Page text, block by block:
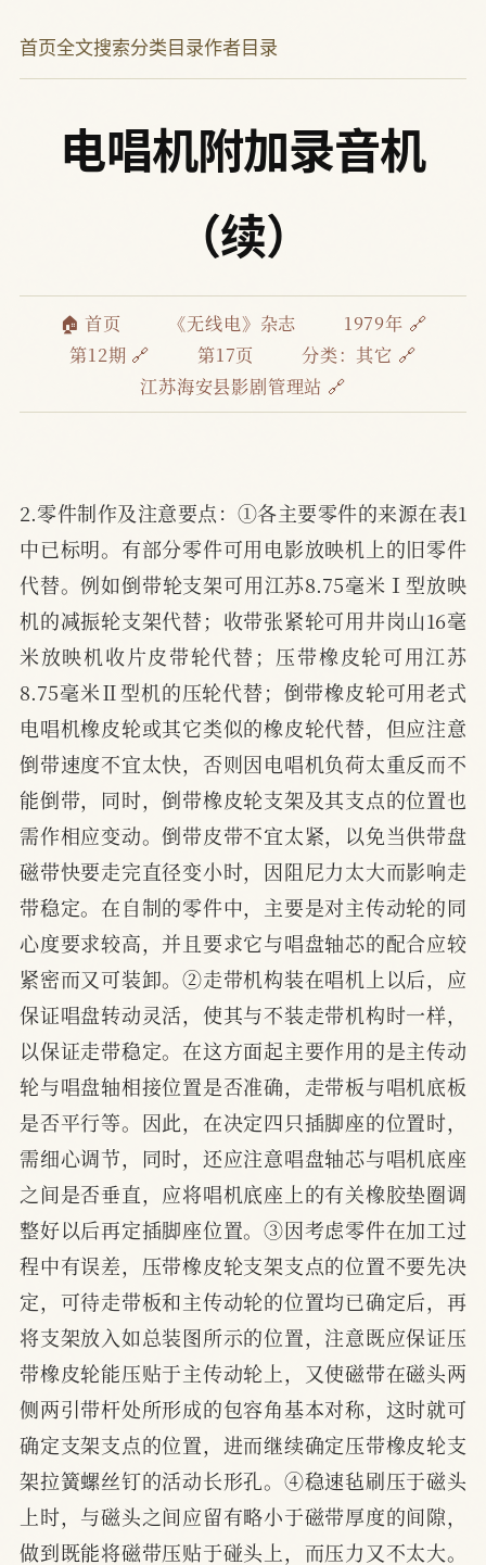
首页全文搜索分类目录作者目录
电唱机附加录音机
（续）
🏠 首页 《无线电》杂志
1979年 🔗
第12期 🔗
第17页 分类： 其它 🔗
江苏海安县影剧管理站 🔗
2.零件制作及注意要点：①各主要零件的来源在表1
中已标明。有部分零件可用电影放映机上的旧零件
代替。例如倒带轮支架可用江苏8.75毫米Ⅰ型放映
机的减振轮支架代替；收带张紧轮可用井岗山16毫
米放映机收片皮带轮代替；压带橡皮轮可用江苏
8.75毫米Ⅱ型机的压轮代替；倒带橡皮轮可用老式
电唱机橡皮轮或其它类似的橡皮轮代替，但应注意
倒带速度不宜太快，否则因电唱机负荷太重反而不
能倒带，同时，倒带橡皮轮支架及其支点的位置也
需作相应变动。倒带皮带不宜太紧，以免当供带盘
磁带快要走完直径变小时，因阻尼力太大而影响走
带稳定。在自制的零件中，主要是对主传动轮的同
心度要求较高，并且要求它与唱盘轴芯的配合应较
紧密而又可装卸。②走带机构装在唱机上以后，应
保证唱盘转动灵活，使其与不装走带机构时一样，
以保证走带稳定。在这方面起主要作用的是主传动
轮与唱盘轴相接位置是否准确，走带板与唱机底板
是否平行等。因此，在决定四只插脚座的位置时，
需细心调节，同时，还应注意唱盘轴芯与唱机底座
之间是否垂直，应将唱机底座上的有关橡胶垫圈调
整好以后再定插脚座位置。③因考虑零件在加工过
程中有误差，压带橡皮轮支架支点的位置不要先决
定，可待走带板和主传动轮的位置均已确定后，再
将支架放入如总装图所示的位置，注意既应保证压
带橡皮轮能压贴于主传动轮上，又使磁带在磁头两
侧两引带杆处所形成的包容角基本对称，这时就可
确定支架支点的位置，进而继续确定压带橡皮轮支
架拉簧螺丝钉的活动长形孔。④稳速毡刷压于磁头
上时，与磁头之间应留有略小于磁带厚度的间隙，
做到既能将磁带压贴于碰头上，而压力又不太大。